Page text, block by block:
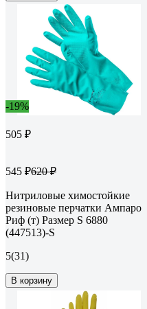
-19%
505 ₽
545 ₽620 ₽
Нитриловые химостойкие
резиновые перчатки Ампаро
Риф (т) Размер S 6880
(447513)-S
5(31)
В корзину